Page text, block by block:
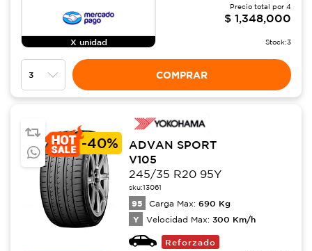
X unidad
Precio total por 4
$ 1,348,000
Stock:3
COMPRAR
-40%
ADVAN SPORT
V105
245/35 R20 95Y
sku:13061
95 Carga Max: 690 Kg
Y Velocidad Max: 300 Km/h
Reforzado